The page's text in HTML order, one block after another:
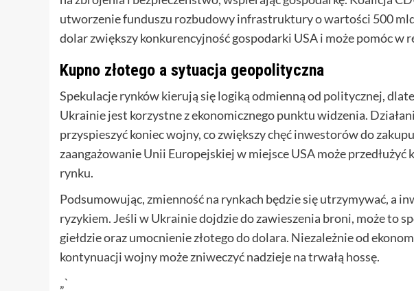
utworzenie funduszu rozbudowy infrastruktury o wartości 500 mld
dolar zwiększy konkurencyjność gospodarki USA i może pomóc w
Kupno złotego a sytuacja geopolityczna
Spekulacje rynków kierują się logiką odmienną od politycznej,
Ukrainie jest korzystne z ekonomicznego punktu widzenia.
przyspieszyć koniec wojny, co zwiększy chęć inwestorów do
zaangażowanie Unii Europejskiej w miejsce USA może
rynku.
Podsumowując, zmienność na rynkach będzie się utrzymywać, a
ryzykiem. Jeśli w Ukrainie dojdzie do zawieszenia broni, może to
giełdzie oraz umocnienie złotego do dolara. Niezależnie od
kontynuacji wojny może zniweczyć nadzieje na trwałą hossę.
„`